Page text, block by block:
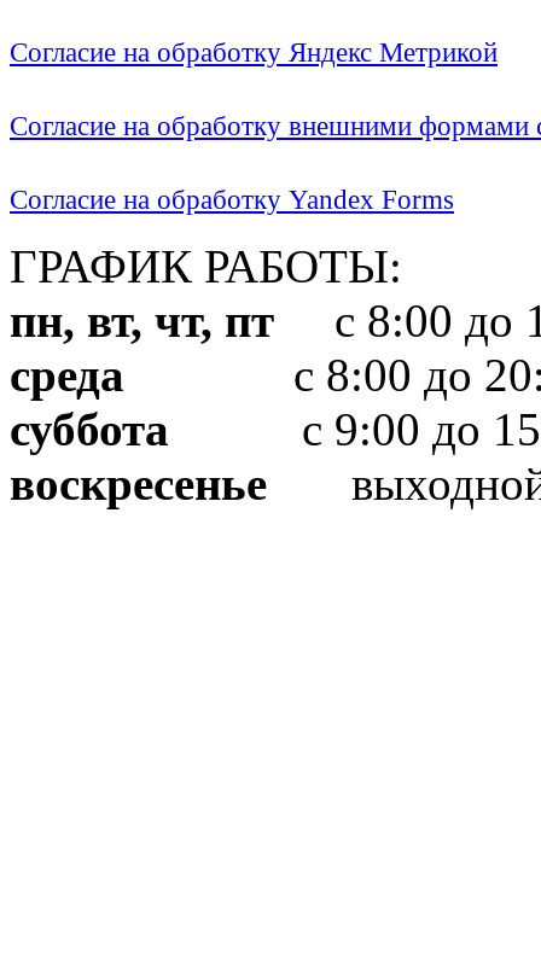
Согласие на обработку Яндекс Метрикой
Согласие на обработку внешними формами
Согласие на обработку Yandex Forms
ГРАФИК РАБОТЫ:
пн, вт, чт, пт с 8:00 до
среда с 8:00 до
суббота с 9:00 до
воскресенье